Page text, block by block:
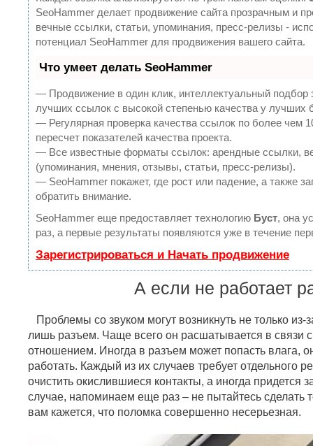
SeoHammer делает продвижение сайта прозрачным и
вечные ссылки, статьи, упоминания, пресс-релизы -
потенциал SeoHammer для продвижения вашего сайта.
Что умеет делать SeoHammer
— Продвижение в один клик, интеллектуальный подбор
лучших ссылок с высокой степенью качества у лучших
— Регулярная проверка качества ссылок по более чем
пересчет показателей качества проекта.
— Все известные форматы ссылок: арендные ссылки,
(упоминания, мнения, отзывы, статьи, пресс-релизы).
— SeoHammer покажет, где рост или падение, а также
обратить внимание.
SeoHammer еще предоставляет технологию Буст, она
раз, а первые результаты появляются уже в течение
Зарегистрироваться и Начать продвижение
А если не работает
Проблемы со звуком могут возникнуть не только из-
лишь разъем. Чаще всего он расшатывается в связи
отношением. Иногда в разъем может попасть влага,
работать. Каждый из их случаев требует отдельного
очистить окислившиеся контакты, а иногда придется
случае, напоминаем еще раз – не пытайтесь сделать
вам кажется, что поломка совершенно несерьезная.